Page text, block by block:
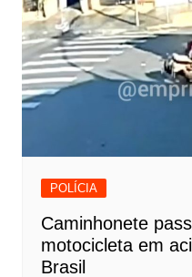
POLÍCIA
Caminhonete
motocicleta em
Brasil